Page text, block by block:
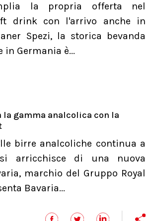
la propria offerta nel
drink con l'arrivo anche in
Spezi, la storica bevanda
in Germania è...
la gamma analcolica con la
birre analcoliche continua a
arricchisce di una nuova
marchio del Gruppo Royal
Bavaria...